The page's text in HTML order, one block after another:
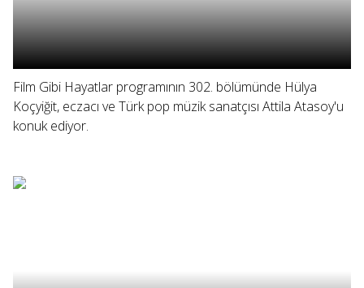
Film Gibi Hayatlar programının 302. bölümünde Hülya
Koçyiğit, eczacı ve Türk pop müzik sanatçısı Attila Atasoy'u
konuk ediyor.